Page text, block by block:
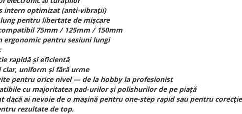
intern optimizat (anti-vibrații)
pentru libertate de mișcare
75mm / 125mm / 150mm
ergonomic pentru sesiuni lungi
rapidă și eficientă
clar, uniform și fără urme
pentru orice nivel — de la hobby la profesionist
cu majoritatea pad-urilor și polishurilor de pe piață
dacă ai nevoie de o mașină pentru one-step rapid sau pentru
rezultate de top.